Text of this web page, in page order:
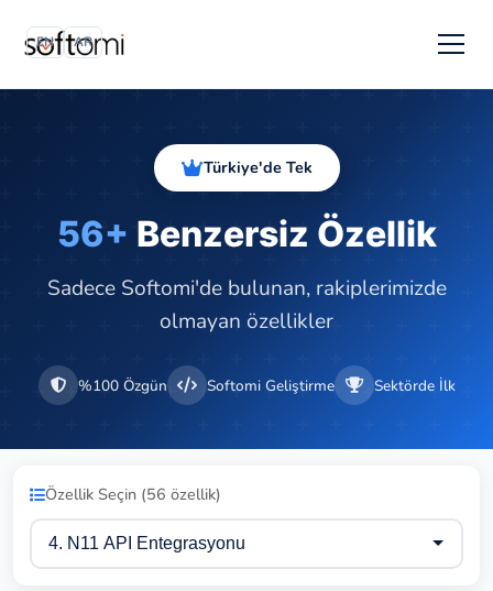
EN AR
Türkiye'de Tek
56+ Benzersiz Özellik
Sadece Softomi'de bulunan, rakiplerimizde
olmayan özellikler
%100 Özgün Softomi Geliştirme Sektörde İlk
Özellik Seçin (56 özellik)